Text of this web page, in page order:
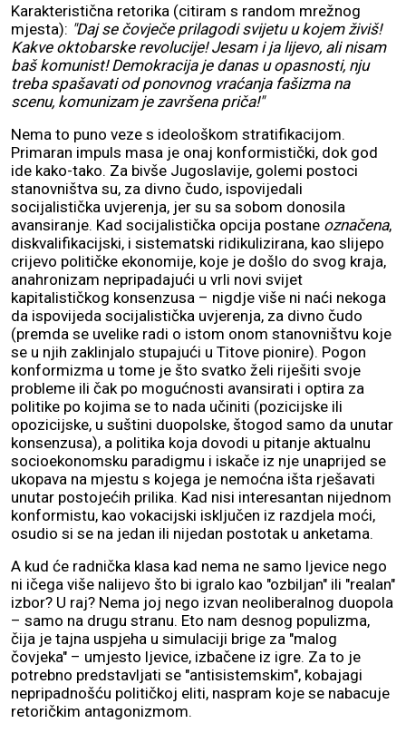
Karakteristična retorika (citiram s random mrežnog
mjesta): "Daj se čovječe prilagodi svijetu u kojem živiš!
Kakve oktobarske revolucije! Jesam i ja lijevo, ali nisam
baš komunist! Demokracija je danas u opasnosti, nju
treba spašavati od ponovnog vraćanja fašizma na
scenu, komunizam je završena priča!"
Nema to puno veze s ideološkom stratifikacijom.
Primaran impuls masa je onaj konformistički, dok god
ide kako-tako. Za bivše Jugoslavije, golemi postoci
stanovništva su, za divno čudo, ispovijedali
socijalistička uvjerenja, jer su sa sobom donosila
avansiranje. Kad socijalistička opcija postane označena,
diskvalifikacijski, i sistematski ridikulizirana, kao slijepo
crijevo političke ekonomije, koje je došlo do svog kraja,
anahronizam nepripadajući u vrli novi svijet
kapitalističkog konsenzusa – nigdje više ni naći nekoga
da ispovijeda socijalistička uvjerenja, za divno čudo
(premda se uvelike radi o istom onom stanovništvu koje
se u njih zaklinjalo stupajući u Titove pionire). Pogon
konformizma u tome je što svatko želi riješiti svoje
probleme ili čak po mogućnosti avansirati i optira za
politike po kojima se to nada učiniti (pozicijske ili
opozicijske, u suštini duopolske, štogod samo da unutar
konsenzusa), a politika koja dovodi u pitanje aktualnu
socioekonomsku paradigmu i iskače iz nje unaprijed se
ukopava na mjestu s kojega je nemoćna išta rješavati
unutar postojećih prilika. Kad nisi interesantan nijednom
konformistu, kao vokacijski isključen iz razdjela moći,
osudio si se na jedan ili nijedan postotak u anketama.
A kud će radnička klasa kad nema ne samo ljevice nego
ni ičega više nalijevo što bi igralo kao "ozbiljan" ili "realan"
izbor? U raj? Nema joj nego izvan neoliberalnog duopola
– samo na drugu stranu. Eto nam desnog populizma,
čija je tajna uspjeha u simulaciji brige za "malog
čovjeka" – umjesto ljevice, izbačene iz igre. Za to je
potrebno predstavljati se "antisistemskim", kobajagi
nepripadnošću političkoj eliti, naspram koje se nabacuje
retoričkim antagonizmom.